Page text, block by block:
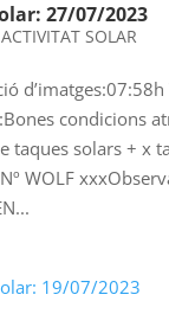
27/07/2023
ACTIVITAT SOLAR
d’imatges:07:58h
condicions
taques solars + x
WOLF